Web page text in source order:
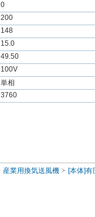
0
200
148
15.0
49.50
100V
単相
3760
産業用換気送風機 [本体]有